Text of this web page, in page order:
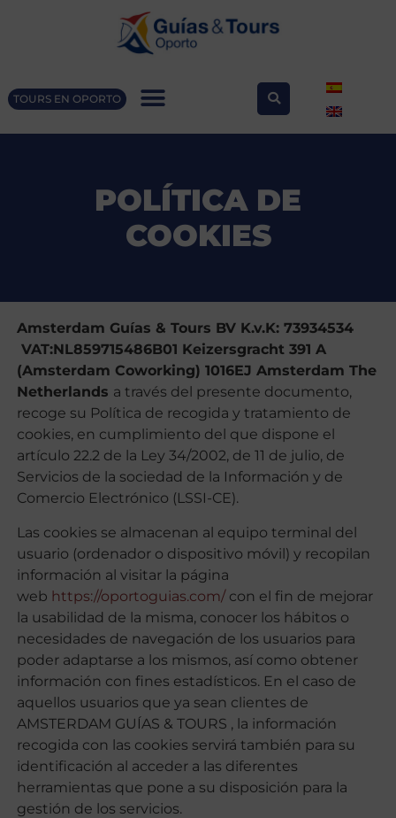
TOURS EN OPORTO
POLÍTICA DE
COOKIES
Amsterdam Guías & Tours BV K.v.K: 73934534
VAT:NL859715486B01 Keizersgracht 391 A
(Amsterdam Coworking) 1016EJ Amsterdam The
Netherlands a través del presente documento,
recoge su Política de recogida y tratamiento de
cookies, en cumplimiento del que dispone el
artículo 22.2 de la Ley 34/2002, de 11 de julio, de
Servicios de la sociedad de la Información y de
Comercio Electrónico (LSSI-CE).
Las cookies se almacenan al equipo terminal del
usuario (ordenador o dispositivo móvil) y recopilan
información al visitar la página
web https://oportoguias.com/con el fin de mejorar
la usabilidad de la misma, conocer los hábitos o
necesidades de navegación de los usuarios para
poder adaptarse a los mismos, así como obtener
información con fines estadísticos. En el caso de
aquellos usuarios que ya sean clientes de
AMSTERDAM GUÍAS & TOURS , la información
recogida con las cookies servirá también para su
identificación al acceder a las diferentes
herramientas que pone a su disposición para la
gestión de los servicios.